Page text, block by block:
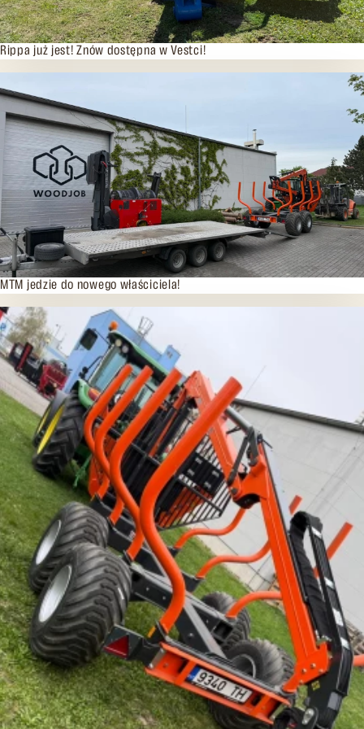
30.04.2026
Rippa już jest! Znów dostępna w Vestci!
29.04.2026
MTM jedzie do nowego właściciela!